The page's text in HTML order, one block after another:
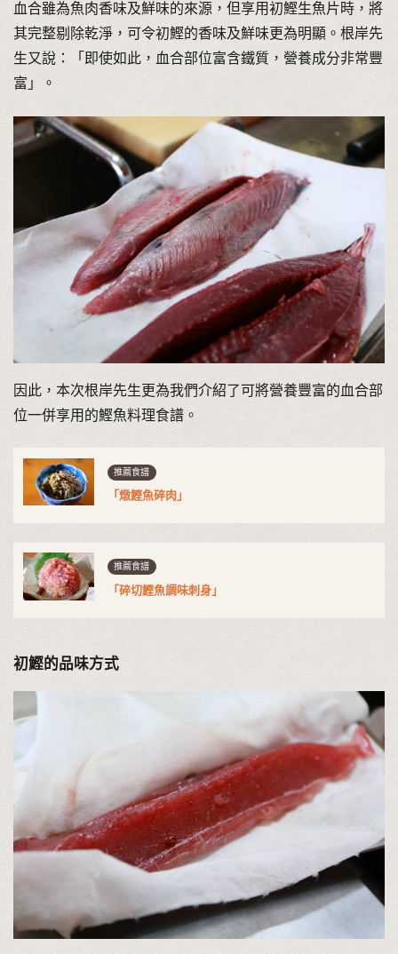
血合雖為魚肉香味及鮮味的來源，但享用初鰹生魚片時，將
其完整剔除乾淨，可令初鰹的香味及鮮味更為明顯。根岸先
生又說：「即使如此，血合部位富含鐵質，營養成分非常豐
富」。
因此，本次根岸先生更為我們介紹了可將營養豐富的血合部
位一併享用的鰹魚料理食譜。
推薦食譜
「燉鰹魚碎肉」
推薦食譜
「碎切鰹魚調味刺身」
初鰹的品味方式